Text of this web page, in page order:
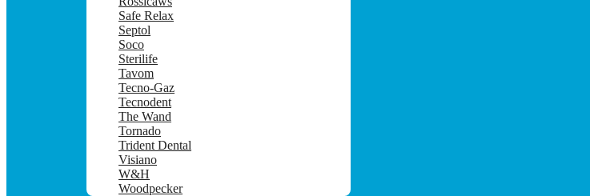
Safe Relax
Septol
Soco
Sterilife
Tavom
Tecno-Gaz
Tecnodent
The Wand
Tornado
Trident Dental
Visiano
W&H
Woodpecker